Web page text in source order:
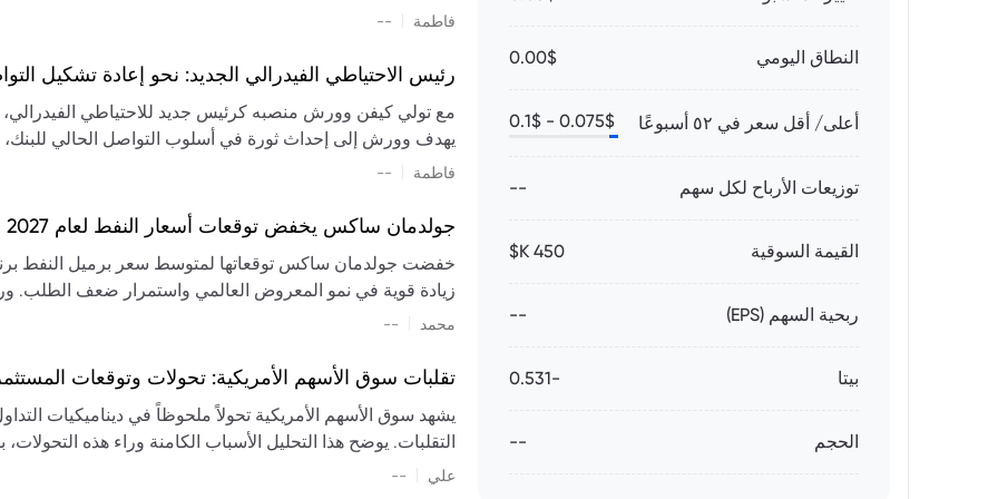
النطاق اليومي 0.00$
أعلى/ أقل سعر في ٥٢ أسبوعًا 0.075$ -
0.1$
توزيعات الأرباح لكل سهم --
القيمة السوقية 450 K$
ربحية السهم (EPS) --
بيتا -0.531
الحجم --
تشكيل تقييم الصناعة، مع توقعات بارتفاع مستمر في الأسعار
فاطمة --
رئيس الاحتياطي الفيدرالي الجديد: نحو إعادة تشكيل
مع تولي كيفن وورش منصبه كرئيس جديد للاحتياطي الفيدرالي،
يهدف وورش إلى إحداث ثورة في أسلوب التواصل الحالي للبنك،
السياسة ويمنح البنك المركزي دوراً مبالغاً فيه. يسعى إلى
فاطمة --
جولدمان ساكس يخفض توقعات أسعار النفط لعام 2027 وسط تغيرات في العرض والطلب
زيادة قوية في نمو المعروض العالمي واستمرار ضعف الطلب.
العالمية في الربع الثاني
سابقًا. من المتوقع عودة صادرات دول الخليج إلى طبيعتها
عدم اليقين الجيوسياسي يمكن أن يؤدي إلى تقلبات سعرية
استمرار الاضطرابات، وسيناريوهات لانخفاض الأسعار في
إضافي.
محمد --
تقلبات سوق الأسهم الأمريكية: تحولات وتوقعات
يشهد سوق الأسهم الأمريكية تحولاً ملحوظاً في ديناميكيات
التقلبات. يوضح هذا التحليل الأسباب الكامنة وراء هذه
علي --